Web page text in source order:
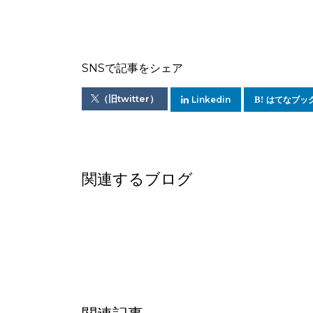
SNSで記事をシェア
（旧twitter） Linkedin はてなブッ
関連するブログ